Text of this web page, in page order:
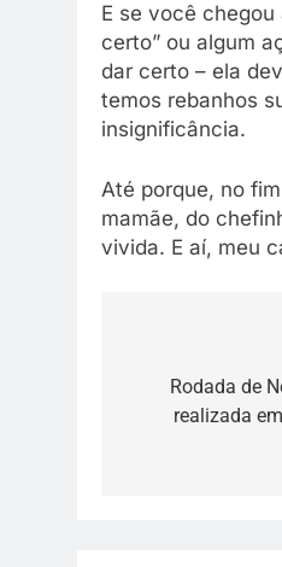
E se você
certo” ou algum
dar certo – ela
temos rebanhos
insignificância.
Até porque, no
mamãe, do
vivida. E aí, meu
Rodada de
realizada